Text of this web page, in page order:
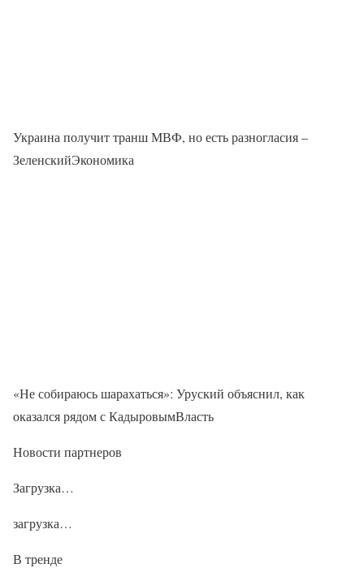
Украина получит транш МВФ, но есть разногласия –
ЗеленскийЭкономика
«Не собираюсь шарахаться»: Уруский объяснил, как
оказался рядом с КадыровымВласть
Новости партнеров
Загрузка…
загрузка…
В тренде